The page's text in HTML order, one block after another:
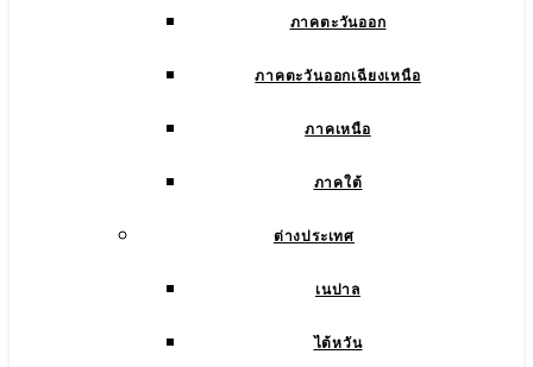
ภาคตะวันออก
ภาคตะวันออกเฉียงเหนือ
ภาคเหนือ
ภาคใต้
ต่างประเทศ
เนปาล
ไต้หวัน